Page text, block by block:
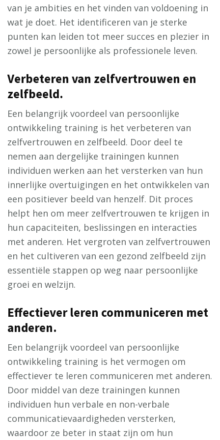
van je ambities en het vinden van voldoening in
wat je doet. Het identificeren van je sterke
punten kan leiden tot meer succes en plezier in
zowel je persoonlijke als professionele leven.
Verbeteren van zelfvertrouwen en
zelfbeeld.
Een belangrijk voordeel van persoonlijke
ontwikkeling training is het verbeteren van
zelfvertrouwen en zelfbeeld. Door deel te
nemen aan dergelijke trainingen kunnen
individuen werken aan het versterken van hun
innerlijke overtuigingen en het ontwikkelen van
een positiever beeld van henzelf. Dit proces
helpt hen om meer zelfvertrouwen te krijgen in
hun capaciteiten, beslissingen en interacties
met anderen. Het vergroten van zelfvertrouwen
en het cultiveren van een gezond zelfbeeld zijn
essentiële stappen op weg naar persoonlijke
groei en welzijn.
Effectiever leren communiceren met
anderen.
Een belangrijk voordeel van persoonlijke
ontwikkeling training is het vermogen om
effectiever te leren communiceren met anderen.
Door middel van deze trainingen kunnen
individuen hun verbale en non-verbale
communicatievaardigheden versterken,
waardoor ze beter in staat zijn om hun